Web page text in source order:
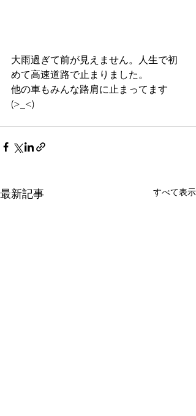
大雨過ぎて前が見えません。人生で初
めて高速道路で止まりました。
他の車もみんな路肩に止まってます
(>_<)
最新記事 すべて表示